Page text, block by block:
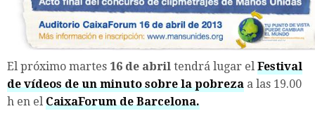
El próximo martes 16 de abril tendrá lugar el Festival
de vídeos de un minuto sobre la pobreza a las 19.00
h en el CaixaForum de Barcelona.